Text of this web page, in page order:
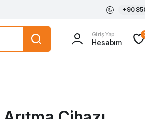
+90
Giriş Yap
Hesabım